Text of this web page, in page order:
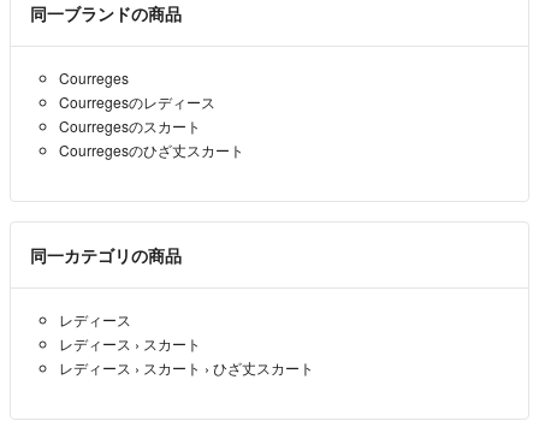
同一ブランドの商品
Courreges
Courregesのレディース
Courregesのスカート
Courregesのひざ丈スカート
同一カテゴリの商品
レディース
レディース › スカート
レディース › スカート › ひざ丈スカート